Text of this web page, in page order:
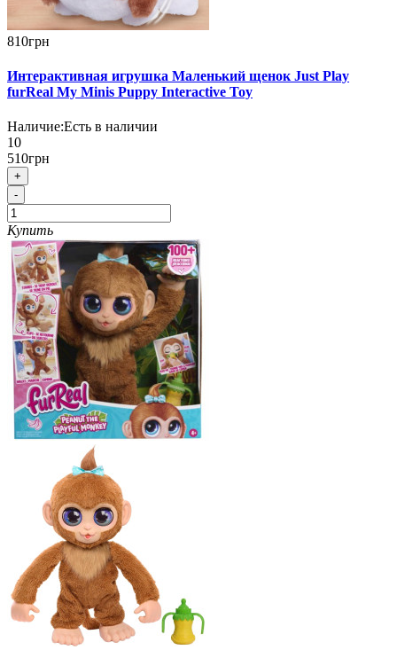
810грн
Интерактивная игрушка Маленький щенок Just Play
furReal My Minis Puppy Interactive Toy
Наличие:Есть в наличии
10
510грн
+
-
Купить